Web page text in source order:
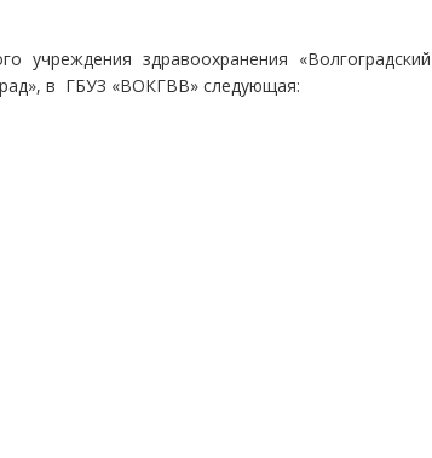
учреждения здравоохранения «Волгоградский
в ГБУЗ «ВОКГВВ» следующая: